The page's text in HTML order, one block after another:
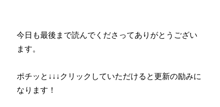
今日も最後まで読んでくださってありがとうござい
ます。
ポチッと↓↓↓クリックしていただけると更新の励みに
なります！